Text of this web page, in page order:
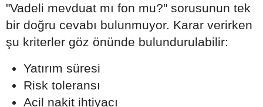
"Vadeli mevduat mı fon mu?" sorusunun tek
bir doğru cevabı bulunmuyor. Karar verirken
şu kriterler göz önünde bulundurulabilir:
Yatırım süresi
Risk toleransı
Acil nakit ihtiyacı